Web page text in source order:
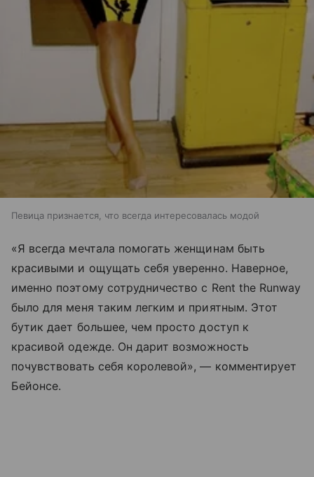
Певица признается, что всегда интересовалась модой
«Я всегда мечтала помогать женщинам быть
красивыми и ощущать себя уверенно. Наверное,
именно поэтому сотрудничество с Rent the Runway
было для меня таким легким и приятным. Этот
бутик дает большее, чем просто доступ к
красивой одежде. Он дарит возможность
почувствовать себя королевой», — комментирует
Бейонсе.